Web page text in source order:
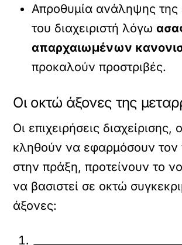
Απροθυμία ανάληψης της
του διαχειριστή λόγω
απαρχαιωμένων
προκαλούν προστριβές.
Οι οκτώ άξονες της
Οι επιχειρήσεις διαχείρισης,
κληθούν να εφαρμόσουν τον
στην πράξη, προτείνουν το
να βασιστεί σε οκτώ
άξονες: